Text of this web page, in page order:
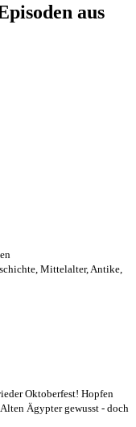
aus
Mittelalter, Antike
Oktoberfest! Hopfen
Ägypter gewusst - doch